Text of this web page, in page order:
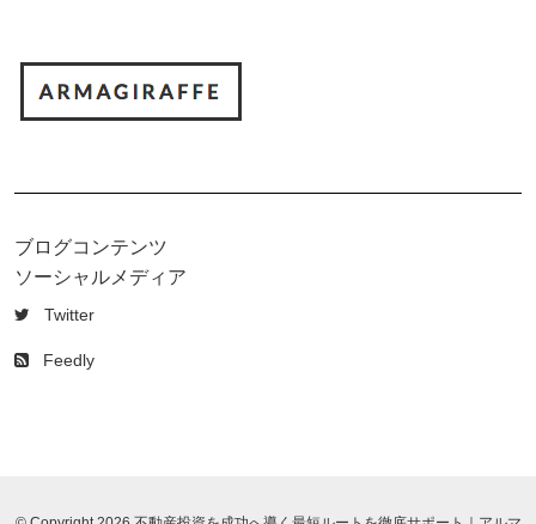
ブログコンテンツ
ソーシャルメディア
Twitter
Feedly